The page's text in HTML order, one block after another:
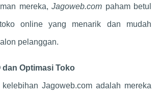
mereka,Jagoweb.com paham betul
online yang menarik dan mudah
pelanggan.
dan Optimasi Toko
Jagoweb.com adalah mereka